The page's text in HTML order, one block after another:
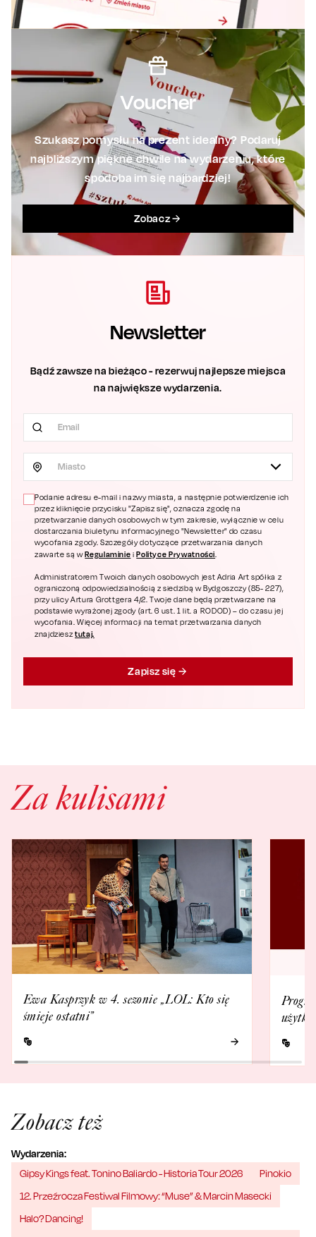
Voucher
Szukasz pomysłu na prezent idealny? Podaruj
najbliższym piękne chwile na wydarzeniu, które
spodoba im się najbardziej!
Zobacz
Newsletter
Bądź zawsze na bieżąco - rezerwuj najlepsze miejsca
na największe wydarzenia.
Miasto
Podanie adresu e-mail i nazwy miasta, a następnie potwierdzenie ich
przez kliknięcie przycisku "Zapisz się", oznacza zgodę na
przetwarzanie danych osobowych w tym zakresie, wyłącznie w celu
dostarczania biuletynu informacyjnego "Newsletter" do czasu
wycofania zgody. Szczegóły dotyczące przetwarzania danych
zawarte są wRegulaminie iPolityce Prywatności.
Administratorem Twoich danych osobowych jest Adria Art spółka z
ograniczoną odpowiedzialnością z siedzibą w Bydgoszczy (85- 227),
przy ulicy Artura Grottgera 4/2. Twoje dane będą przetwarzane na
podstawie wyrażonej zgody (art. 6 ust. 1 lit. a RODOD) – do czasu jej
wycofania. Więcej informacji na temat przetwarzania danych
znajdziesztutaj.
Zapisz się
Za kulisami
Ewa Kasprzyk w 4. sezonie „LOL: Kto się
śmieje ostatni”
Zobacz też
Wydarzenia:
Gipsy Kings feat. Tonino Baliardo - Historia Tour 2026
Pinokio
12. Przeźrocza Festiwal Filmowy: “Muse” & Marcin Masecki
Halo? Dancing!